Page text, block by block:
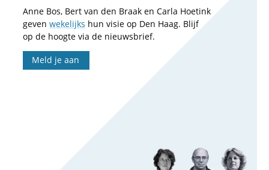
Anne Bos, Bert van den Braak en Carla Hoetink
geven wekelijks hun visie op Den Haag. Blijf
op de hoogte via de nieuwsbrief.
Meld je aan